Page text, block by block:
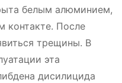
белым алюминием,
контакте. После
трещины. В
эта
дисилицида